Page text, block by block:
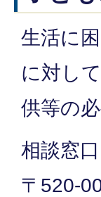
生活に
に対し
供等の
相談窓口
〒520-